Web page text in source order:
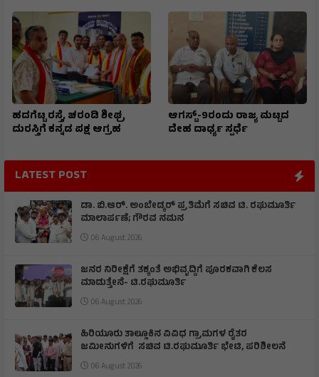
ಹದಗೆಟ್ಟ ರಸ್ತೆ, ಚರಂಡಿ ಶೀಘ್ರ
ದುರಸ್ತಿಗೆ ಕನ್ನಡ ಪಕ್ಷ ಆಗ್ರಹ
ಆಗಸ್ಟ್-9ರಂದು ರಾಜ್ಯ ಮಟ್ಟದ
ದೇಹ ದಾರ್ಢ್ಯ ಸ್ಪರ್ಧೆ
LATEST POST
ಡಾ. ಬಿ.ಆರ್. ಅಂಬೇಡ್ಕರ್ ಪ್ರತಿಮೆಗೆ ಸಚಿವ ಟಿ. ರಘುಮೂರ್ತಿ
ಮಾಲಾರ್ಪಣೆ; ಗೌರವ ನಮನ
06 August 2026
ಜನರ ನಿರೀಕ್ಷೆಗೆ ತಕ್ಕಂತೆ ಅಭಿವೃದ್ದಿಗೆ ಪೂರಕವಾಗಿ ಕೆಲಸ
ಮಾಡುತ್ತೇನೆ- ಟಿ.ರಘುಮೂರ್ತಿ
06 August 2026
ಹಿರಿಯೂರು ತಾಲ್ಲೂಕಿನ ವಿವಿಧ ಗ್ರಾಮಗಳ ರೈತರ
ಜಮೀನುಗಳಿಗೆ ಸಚಿವ ಟಿ.ರಘುಮೂರ್ತಿ ಭೇಟಿ, ಪರಿಶೀಲನೆ
06 August 2026